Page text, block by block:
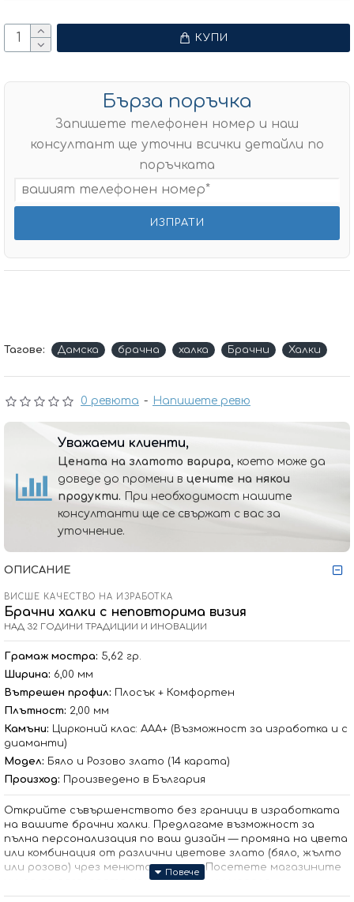
0 ревюта - Напишете ревю
КУПИ
Бърза поръчка
Запишете телефонен номер и наш
консултант ще уточни всички детайли по
поръчката
Тагове: Дамска брачна халка Брачни Халки
Уважаеми клиенти,
Цената на златото варира, което може да
доведе до промени в цените на някои
продукти. При необходимост нашите
консултанти ще се свържат с вас за
уточнение.
ОПИСАНИЕ
ВИСШЕ КАЧЕСТВО НА ИЗРАБОТКА
Брачни халки с неповторима визия
НАД 32 ГОДИНИ ТРАДИЦИИ И ИНОВАЦИИ
Грамаж мостра: 5,62 гр.
Ширина: 6,00 мм
Вътрешен профил: Плосък + Комфортен
Плътност: 2,00 мм
Камъни: Цирконий клас: ААА+ (Възможност за изработка и с
диаманти)
Модел: Бяло и Розово злато (14 карата)
Произход: Произведено в България
Открийте съвършенството без граници в изработката
на вашите брачни халки. Предлагаме възможност за
пълна персонализация по ваш дизайн — промяна на цвета
или комбинация от различни цветове злато (бяло, жълто
или розово) чрез менюто с опции. Посетете магазините
ни, за да разгледате над 500 налични модела.